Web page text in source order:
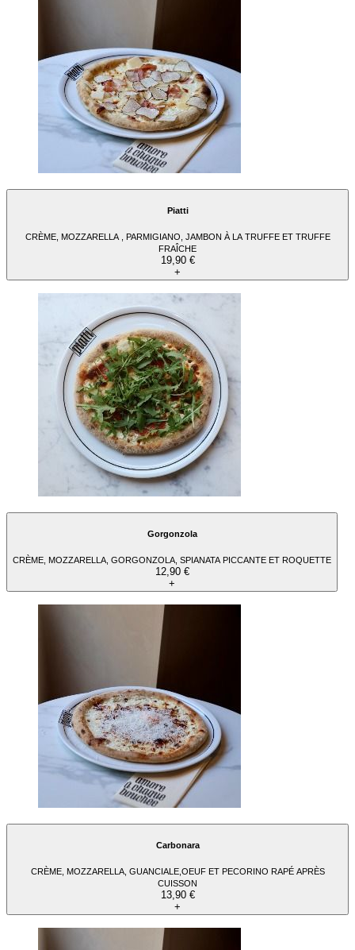
Piatti
CRÈME, MOZZARELLA , PARMIGIANO, JAMBON À LA TRUFFE ET TRUFFE
FRAÎCHE
19,90 €
+
Gorgonzola
CRÈME, MOZZARELLA, GORGONZOLA, SPIANATA PICCANTE ET ROQUETTE
12,90 €
+
Carbonara
CRÈME, MOZZARELLA, GUANCIALE,OEUF ET PECORINO RAPÉ APRÈS
CUISSON
13,90 €
+